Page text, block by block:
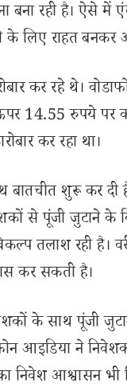
बना रही है। ऐसे
लिए राहत बनकर
कर रहे थे।
14.55 रुपये पर
कर रहा था।
शुरू कर दी
से पूंजी जुटाने के
तलाश रही है।
कर सकती है।
के साथ पूंजी
आइडिया ने
निवेश आश्वासन भी